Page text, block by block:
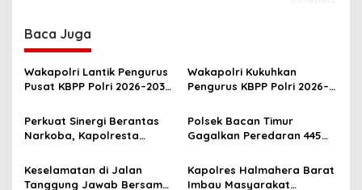
n
a
v
i
g
a
t
Baca Juga
Wakapolri Lantik Pengurus
Pusat KBPP Polri 2026–2031,
Organisasi Nasional
Wakapolri Kukuhkan
Pengurus KBPP Polri 2026–
dan Berdaya Saing
Perkuat Sinergi Berantas
Narkoba, Kapolresta
Silaturahmi Kepala BNN
Provinsi Maluku Utara
Polsek Bacan Timur
Gagalkan Peredaran 445
Siap Edar
Keselamatan di Jalan
Tanggung Jawab Bersama,
Kapolres Halmahera Barat
Imbau Masyarakat